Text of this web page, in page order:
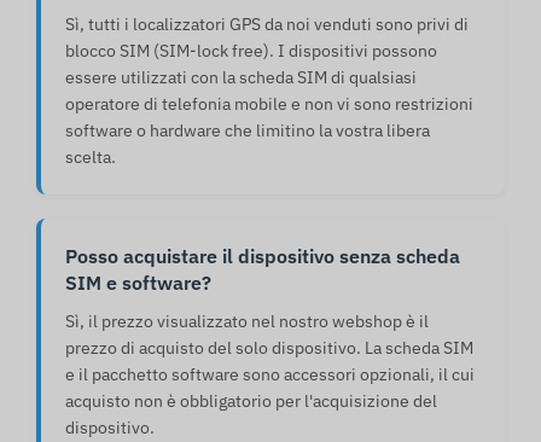
Sì, tutti i localizzatori GPS da noi venduti sono privi di
blocco SIM (SIM-lock free). I dispositivi possono
essere utilizzati con la scheda SIM di qualsiasi
operatore di telefonia mobile e non vi sono restrizioni
software o hardware che limitino la vostra libera
scelta.
Posso acquistare il dispositivo senza scheda
SIM e software?
Sì, il prezzo visualizzato nel nostro webshop è il
prezzo di acquisto del solo dispositivo. La scheda SIM
e il pacchetto software sono accessori opzionali, il cui
acquisto non è obbligatorio per l'acquisizione del
dispositivo.